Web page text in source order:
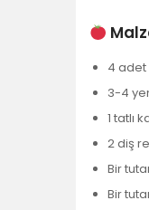
4
3-4
1 tatlı
2 diş
Bir
Bir